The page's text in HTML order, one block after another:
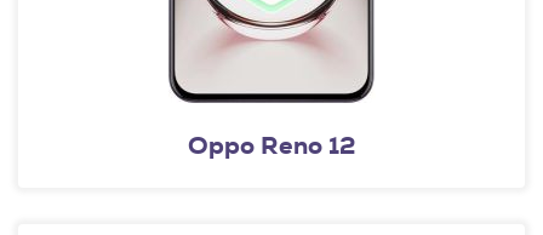
Oppo Reno 12